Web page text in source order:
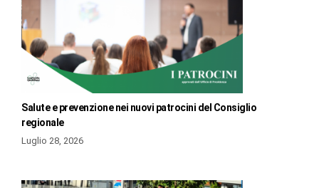
Salute e prevenzione nei nuovi patrocini del Consiglio
regionale
Luglio 28, 2026